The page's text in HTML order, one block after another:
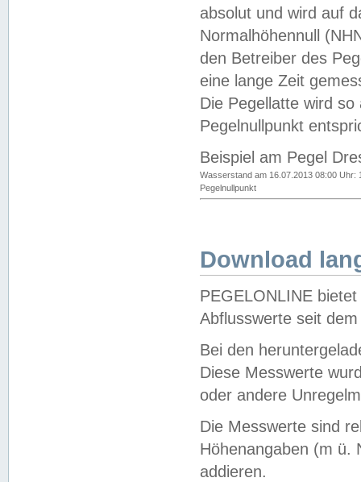
absolut und wird auf
Normalhöhennull
den Betreiber des
eine lange Zeit
Die Pegellatte wird
Pegelnullpunkt
Beispiel am Pegel
Wasserstand am 16.07.2013 08:00 Uhr:
Pegelnullpunkt
Download
PEGELONLINE
Abflusswerte seit
Bei den
Diese Messwerte
oder andere
Die Messwerte sind
Höhenangaben (m ü.
addieren.